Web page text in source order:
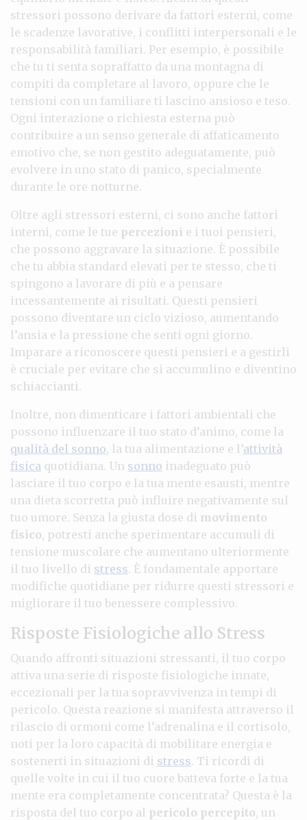
stressori possono derivare da fattori esterni, come
le scadenze lavorative, i conflitti interpersonali e le
responsabilità familiari. Per esempio, è possibile
che tu ti senta sopraffatto da una montagna di
compiti da completare al lavoro, oppure che le
tensioni con un familiare ti lascino ansioso e teso.
Ogni interazione o richiesta esterna può
contribuire a un senso generale di affaticamento
emotivo che, se non gestito adeguatamente, può
evolvere in uno stato di panico, specialmente
durante le ore notturne.
Oltre agli stressori esterni, ci sono anche fattori
interni, come le tue percezioni e i tuoi pensieri,
che possono aggravare la situazione. È possibile
che tu abbia standard elevati per te stesso, che ti
spingono a lavorare di più e a pensare
incessantemente ai risultati. Questi pensieri
possono diventare un ciclo vizioso, aumentando
l’ansia e la pressione che senti ogni giorno.
Imparare a riconoscere questi pensieri e a gestirli
è cruciale per evitare che si accumulino e diventino
schiaccianti.
Inoltre, non dimenticare i fattori ambientali che
possono influenzare il tuo stato d’animo, come la
qualità del sonno, la tua alimentazione e l’attività
fisica quotidiana. Un sonno inadeguato può
lasciare il tuo corpo e la tua mente esausti, mentre
una dieta scorretta può influire negativamente sul
tuo umore. Senza la giusta dose di movimento
fisico, potresti anche sperimentare accumuli di
tensione muscolare che aumentano ulteriormente
il tuo livello di stress. È fondamentale apportare
modifiche quotidiane per ridurre questi stressori e
migliorare il tuo benessere complessivo.
Risposte Fisiologiche allo Stress
Quando affronti situazioni stressanti, il tuo corpo
attiva una serie di risposte fisiologiche innate,
eccezionali per la tua sopravvivenza in tempi di
pericolo. Questa reazione si manifesta attraverso il
rilascio di ormoni come l’adrenalina e il cortisolo,
noti per la loro capacità di mobilitare energia e
sostenerti in situazioni di stress. Ti ricordi di
quelle volte in cui il tuo cuore batteva forte e la tua
mente era completamente concentrata? Questa è la
risposta del tuo corpo al pericolo percepito, un